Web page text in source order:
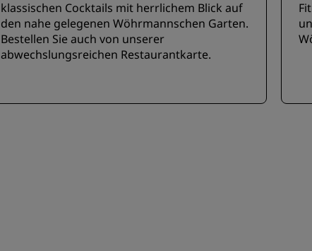
klassischen Cocktails mit herrlichem Blick auf
den nahe gelegenen Wöhrmannschen Garten.
Bestellen Sie auch von unserer
abwechslungsreichen Restaurantkarte.